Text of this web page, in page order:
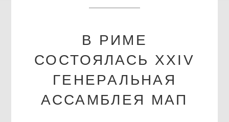
В РИМЕ
СОСТОЯЛАСЬ XXIV
ГЕНЕРАЛЬНАЯ
АССАМБЛЕЯ МАП